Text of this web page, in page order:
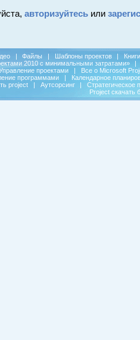
авторизуйтесьили
| Файлы | Шаблоны проектов |
Книги
2010 с минимальными затратами»
|
проектами |
Все о Microsoft
программами |
Календарное
project | Аутсорсинг |
Стратегическое
Project скачать